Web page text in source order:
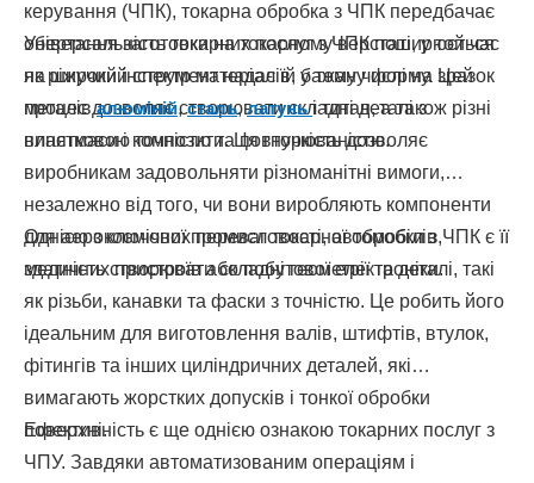
керування (ЧПК), токарна обробка з ЧПК передбачає
обертання заготовки на токарному верстаті, у той час
як ріжучий інструмент надає їй бажану форму. Цей
процес дозволяє створювати складні деталі з
винятковою точністю та повторюваністю.
Універсальність токарних послуг з ЧПК поширюється
на широкий спектр матеріалів, у тому числі на зразок
металівалюміній,сталь,латуньі титан, а також різні
пластмаси і композити. Ця гнучкість дозволяє
виробникам задовольняти різноманітні вимоги,
незалежно від того, чи вони виробляють компоненти
для аерокосмічної промисловості, автомобілів,
медичних пристроїв або побутової електроніки.
Однією з ключових переваг токарної обробки з ЧПК є її
здатність створювати складні геометрії та деталі, такі
як різьби, канавки та фаски з точністю. Це робить його
ідеальним для виготовлення валів, штифтів, втулок,
фітингів та інших циліндричних деталей, які
вимагають жорстких допусків і тонкої обробки
поверхні.
Ефективність є ще однією ознакою токарних послуг з
ЧПУ. Завдяки автоматизованим операціям і